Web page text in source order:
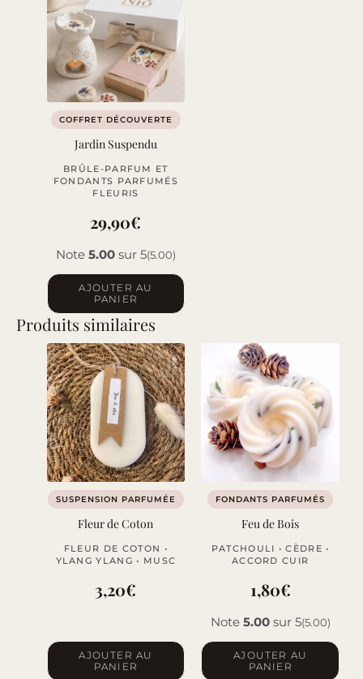
COFFRET DÉCOUVERTE
Jardin Suspendu
BRÛLE-PARFUM ET
FONDANTS PARFUMÉS
FLEURIS
29,90€
Note 5.00sur 5(5.00)
AJOUTER AU
PANIER
Produits similaires
SUSPENSION PARFUMÉE
Fleur de Coton
FLEUR DE COTON •
YLANG YLANG • MUSC
3,20€
AJOUTER AU
PANIER
FONDANTS PARFUMÉS
Feu de Bois
PATCHOULI • CÈDRE •
ACCORD CUIR
1,80€
Note 5.00sur 5(5.00)
AJOUTER AU
PANIER